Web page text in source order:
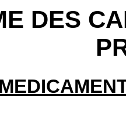
DES